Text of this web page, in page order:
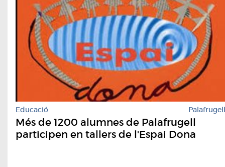
Educació Palafrugell
Més de 1200 alumnes de Palafrugell
participen en tallers de l'Espai Dona